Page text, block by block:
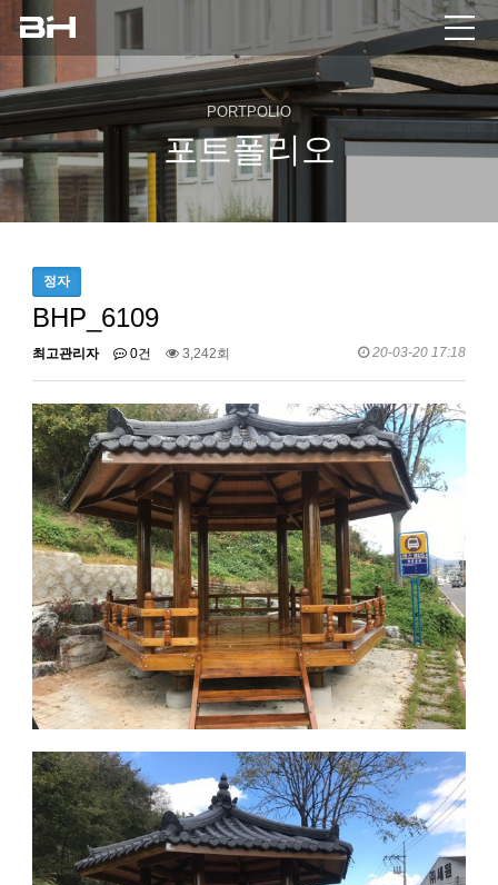
PORTPOLIO
포트폴리오
정자
BHP_6109
최고관리자 0건 3,242회 20-03-20 17:18